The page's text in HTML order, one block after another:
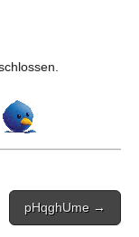
pHqghUme →